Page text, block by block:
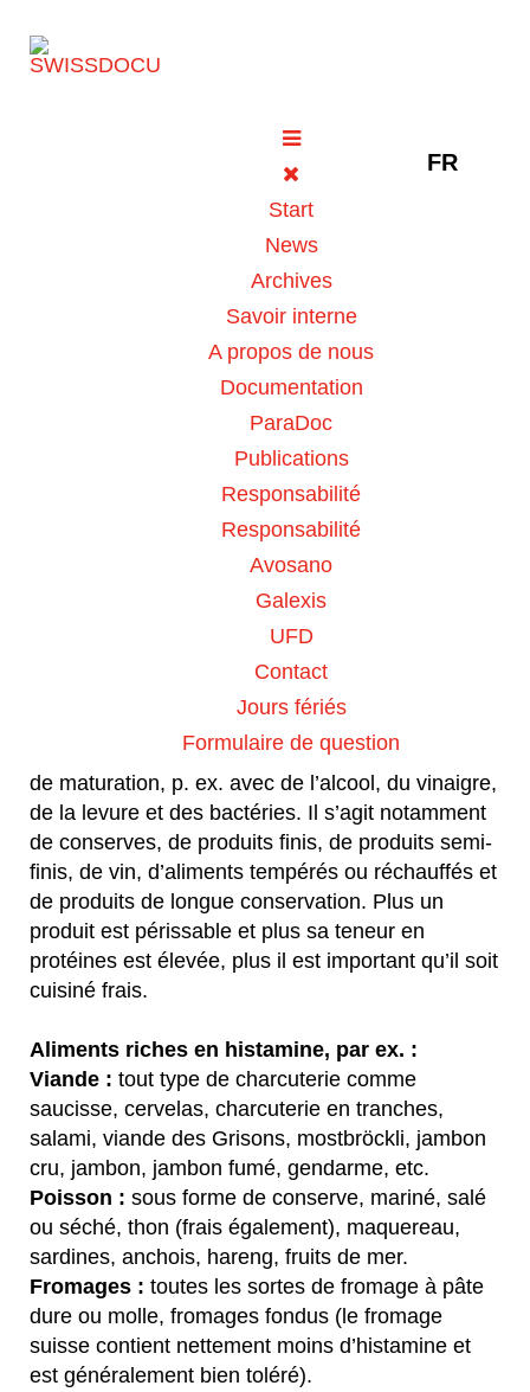
FR
Start
News
Archives
Savoir interne
A propos de nous
Documentation
ParaDoc
Publications
Responsabilité
Responsabilité
Avosano
Galexis
UFD
Contact
Jours fériés
Formulaire de question
Intolérance à l'histamine (2e
partie) : aliments et
Pharmacie Vues: 1075
5
L’histamine se trouve en concentrations diverses
tant dans les aliments d’origine animale que
et de fermentation influencent le taux d’histamine.
Plus les aliments ou le plat sont frais, mieux il est
ceux ayant subi un processus de fermentation ou
de maturation, p. ex. avec de l’alcool, du vinaigre,
de la levure et des bactéries. Il s’agit notamment
de conserves, de produits finis, de produits semi-
finis, de vin, d’aliments tempérés ou réchauffés et
de produits de longue conservation. Plus un
produit est périssable et plus sa teneur en
protéines est élevée, plus il est important qu’il soit
cuisiné frais.
Aliments riches en histamine, par ex. :
Viande : tout type de charcuterie comme
saucisse, cervelas, charcuterie en tranches,
salami, viande des Grisons, mostbröckli, jambon
cru, jambon, jambon fumé, gendarme, etc.
Poisson : sous forme de conserve, mariné, salé
ou séché, thon (frais également), maquereau,
sardines, anchois, hareng, fruits de mer.
Fromages : toutes les sortes de fromage à pâte
dure ou molle, fromages fondus (le fromage
suisse contient nettement moins d’histamine et
est généralement bien toléré).